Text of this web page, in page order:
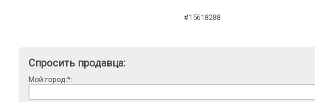
#15618288
Спросить продавца:
Мой город:*: